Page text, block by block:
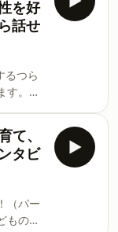
として
まし
を決
の声
言葉を
ティ、
一緒に
悩む
信仰の
ち合え
ム」
カー
緒に考
ます！
〜 雑談
ンラ
話す
は、以
さい
を好
話せ
るつら
す。ご
幼い
傷、
混乱、
い
くだ
ではな
通り、
て、
タビ
（パー
ものこ